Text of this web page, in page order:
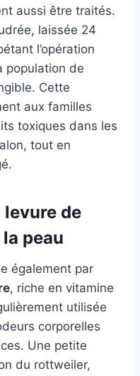
aussi être traités.
laissée 24
l’opération
population de
Cette
aux familles
toxiques dans les
tout en
de
peau
également par
, riche en vitamine
utilisée
corporelles
Une petite
du rottweiler,